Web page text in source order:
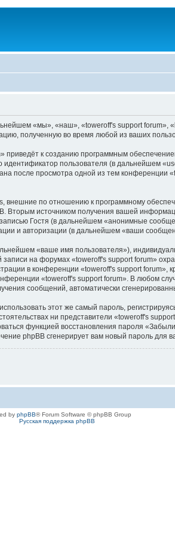
«мы», «наш», «toweroff's support
полученную во время любой из ваших
к созданию программным
пользователя (в дальнейшем
после просмотра одной из тем конференции
по отношению к программному
Вторым источником получения вашей
Гостя (в дальнейшем «анонимные
и авторизации (в дальнейшем «ваши
«ваше имя пользователя»),
на форумах «toweroff's support forum»
в конференции «toweroff's support forum»,
«toweroff's support forum». В любом
сообщений, автоматически
этот же самый пароль,
ни представители «toweroff's
функцией восстановления пароля
phpBB сгенерирует вам новый пароль для
by phpBB® Forum Software © phpBB Group
Русская поддержка phpBB